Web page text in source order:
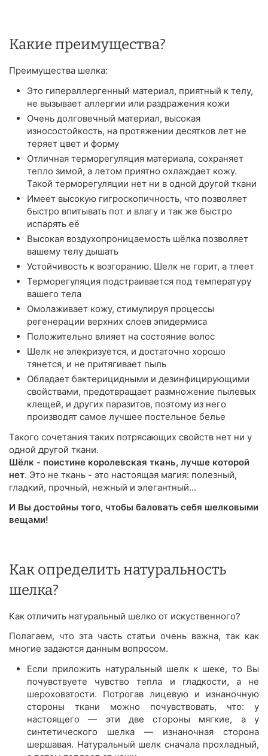
Какие преимущества?
Преимущества шелка:
Это гипераллергенный материал, приятный к телу,
не вызывает аллергии или раздражения кожи
Очень долговечный материал, высокая
износостойкость, на протяжении десятков лет не
теряет цвет и форму
Отличная терморегуляция материала, сохраняет
тепло зимой, а летом приятно охлаждает кожу.
Такой терморегуляции нет ни в одной другой ткани
Имеет высокую гигроскопичность, что позволяет
быстро впитывать пот и влагу и так же быстро
испарять её
Высокая воздухопроницаемость шёлка позволяет
вашему телу дышать
Устойчивость к возгоранию. Шелк не горит, а тлеет
Терморегуляция подстраивается под температуру
вашего тела
Омолаживает кожу, стимулируя процессы
регенерации верхних слоев эпидермиса
Положительно влияет на состояние волос
Шелк не элекризуется, и достаточно хорошо
тянется, и не притягивает пыль
Обладает бактерицидными и дезинфицирующими
свойствами, предотвращает размножение пылевых
клещей, и других паразитов, поэтому из него
производят самое лучшее постельное белье
Такого сочетания таких потрясающих свойств нет ни у
одной другой ткани.
Шёлк - поистине королевская ткань, лучше которой
нет. Это не ткань - это настоящая магия: полезный,
гладкий, прочный, нежный и элегантный...
И Вы достойны того, чтобы баловать себя шелковыми
вещами!
Как определить натуральность
шелка?
Как отличить натуральный шелко от искуственного?
Полагаем, что эта часть статьи очень важна, так как
многие задаются данным вопросом.
Если приложить натуральный шелк к шеке, то Вы
почувствуете чувство тепла и гладкости, а не
шероховатости. Потрогав лицевую и изнаночную
стороны ткани можно почувствовать, что: у
настоящего — эти две стороны мягкие, а у
синтетического шелка — изнаночная сторона
шершавая. Натуральный шелк сначала прохладный,